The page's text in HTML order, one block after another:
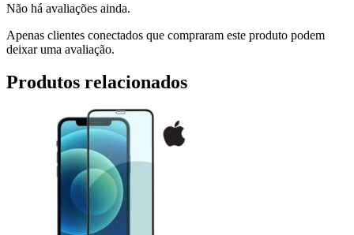
Não há avaliações ainda.
Apenas clientes conectados que compraram este produto podem
deixar uma avaliação.
Produtos relacionados